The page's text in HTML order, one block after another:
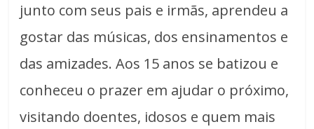
junto com seus pais e irmãs, aprendeu a
gostar das músicas, dos ensinamentos e
das amizades. Aos 15 anos se batizou e
conheceu o prazer em ajudar o próximo,
visitando doentes, idosos e quem mais